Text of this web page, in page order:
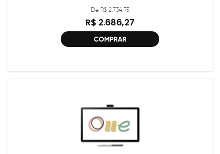
De R$ 2.734,75
R$ 2.686,27
COMPRAR